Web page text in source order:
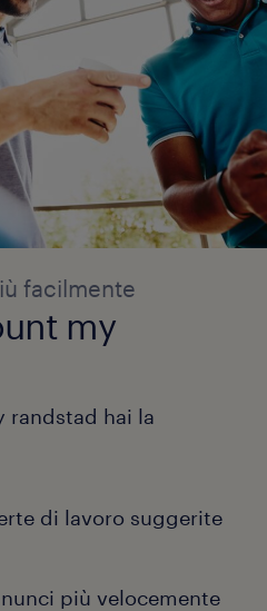
facilmente
my
randstad hai la
di lavoro suggerite
più velocemente